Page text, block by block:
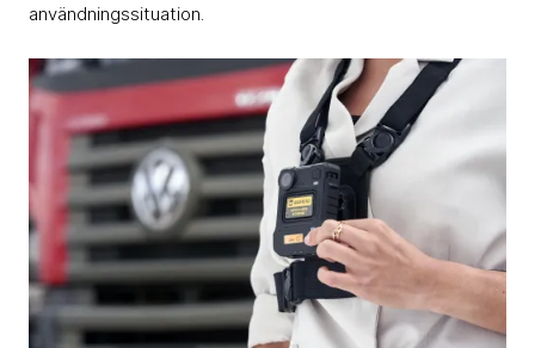
användningssituation.